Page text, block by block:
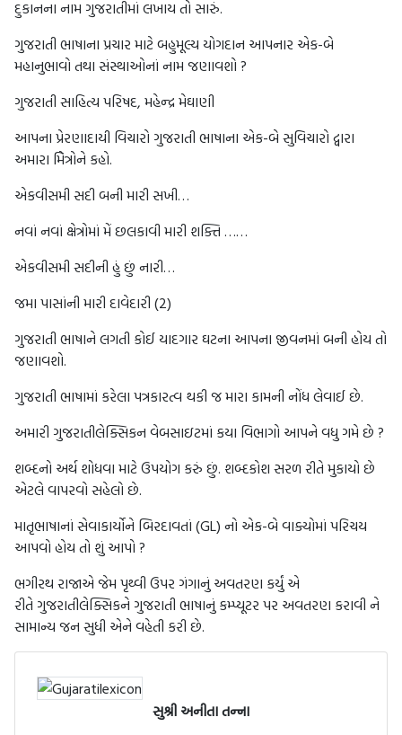
દુકાનના નામ ગુજરાતીમાં લખાય તો સારું.
ગુજરાતી ભાષાના પ્રચાર માટે બહુમૂલ્ય યોગદાન આપનાર એક-બે
મહાનુભાવો તથા સંસ્થાઓનાં નામ જણાવશો ?
ગુજરાતી સાહિત્ય પરિષદ, મહેન્દ્ર મેઘાણી
આપના પ્રેરણાદાયી વિચારો ગુજરાતી ભાષાના એક-બે સુવિચારો દ્વારા
અમારા મિેત્રોને કહો.
એકવીસમી સદી બની મારી સખી…
નવાં નવાં ક્ષેત્રોમાં મેં છલકાવી મારી શક્તિ ……
એકવીસમી સદીની હું છું નારી…
જમા પાસાંની મારી દાવેદારી (2)
ગુજરાતી ભાષાને લગતી કોઈ યાદગાર ઘટના આપના જીવનમાં બની હોય તો
જણાવશો.
ગુજરાતી ભાષામાં કરેલા પત્રકારત્વ થકી જ મારા કામની નોંધ લેવાઈ છે.
અમારી ગુજરાતીલેક્સિકન વેબસાઇટમાં કયા વિભાગો આપને વધુ ગમે છે ?
શબ્દનો અર્થ શોધવા માટે ઉપયોગ કરું છું. શબ્દકોશ સરળ રીતે મુકાયો છે
એટલે વાપરવો સહેલો છે.
માતૃભાષાનાં સેવાકાર્યોને બિરદાવતાં (GL) નો એક-બે વાક્યોમાં પરિચય
આપવો હોય તો શું આપો ?
ભગીરથ રાજાએ જેમ પૃથ્વી ઉપર ગંગાનું અવતરણ કર્યું એ
રીતે ગુજરાતીલેક્સિકને ગુજરાતી ભાષાનું કમ્પ્યૂટર પર અવતરણ કરાવી ને
સામાન્ય જન સુધી એને વહેતી કરી છે.
સુશ્રી અનીતા તન્ના